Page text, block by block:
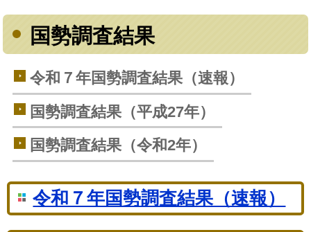
国勢調査結果
令和７年国勢調査結果（速報）
国勢調査結果（平成27年）
国勢調査結果（令和2年）
令和７年国勢調査結果（速報）